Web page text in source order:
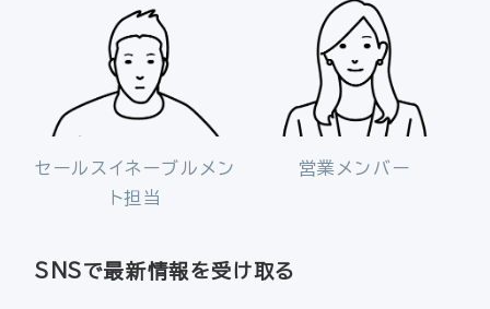
セールスイネーブルメン
ト担当
営業メンバー
SNSで最新情報を受け取る